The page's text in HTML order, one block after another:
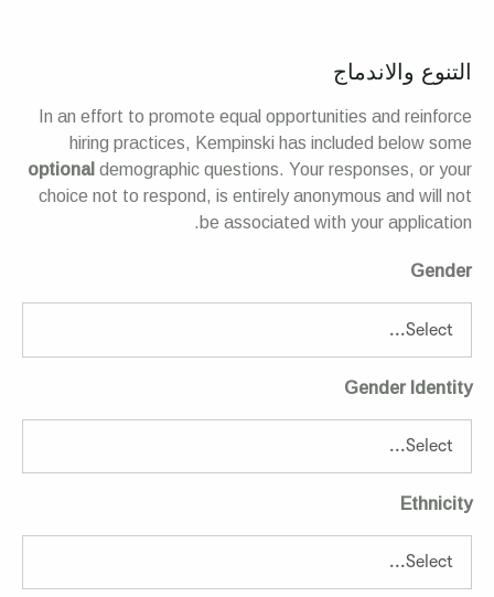
التنوع والاندماج
In an effort to promote equal opportunities and reinforce
hiring practices, Kempinski has included below some
optional demographic questions. Your responses, or your
choice not to respond, is entirely anonymous and will not
be associated with your application.
Gender
Gender Identity
Ethnicity